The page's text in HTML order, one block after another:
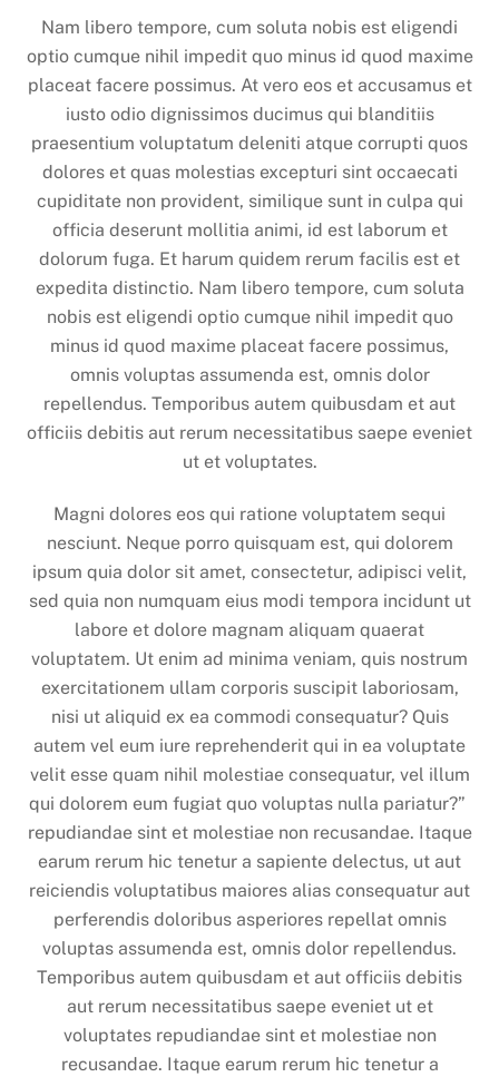
Nam libero tempore, cum soluta nobis est eligendi
optio cumque nihil impedit quo minus id quod maxime
placeat facere possimus. At vero eos et accusamus et
iusto odio dignissimos ducimus qui blanditiis
praesentium voluptatum deleniti atque corrupti quos
dolores et quas molestias excepturi sint occaecati
cupiditate non provident, similique sunt in culpa qui
officia deserunt mollitia animi, id est laborum et
dolorum fuga. Et harum quidem rerum facilis est et
expedita distinctio. Nam libero tempore, cum soluta
nobis est eligendi optio cumque nihil impedit quo
minus id quod maxime placeat facere possimus,
omnis voluptas assumenda est, omnis dolor
repellendus. Temporibus autem quibusdam et aut
officiis debitis aut rerum necessitatibus saepe eveniet
ut et voluptates.
Magni dolores eos qui ratione voluptatem sequi
nesciunt. Neque porro quisquam est, qui dolorem
ipsum quia dolor sit amet, consectetur, adipisci velit,
sed quia non numquam eius modi tempora incidunt ut
labore et dolore magnam aliquam quaerat
voluptatem. Ut enim ad minima veniam, quis nostrum
exercitationem ullam corporis suscipit laboriosam,
nisi ut aliquid ex ea commodi consequatur? Quis
autem vel eum iure reprehenderit qui in ea voluptate
velit esse quam nihil molestiae consequatur, vel illum
qui dolorem eum fugiat quo voluptas nulla pariatur?”
repudiandae sint et molestiae non recusandae. Itaque
earum rerum hic tenetur a sapiente delectus, ut aut
reiciendis voluptatibus maiores alias consequatur aut
perferendis doloribus asperiores repellat omnis
voluptas assumenda est, omnis dolor repellendus.
Temporibus autem quibusdam et aut officiis debitis
aut rerum necessitatibus saepe eveniet ut et
voluptates repudiandae sint et molestiae non
recusandae. Itaque earum rerum hic tenetur a